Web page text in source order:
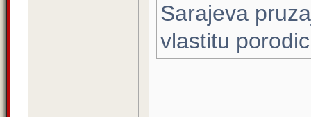
Sarajeva
vlastitu